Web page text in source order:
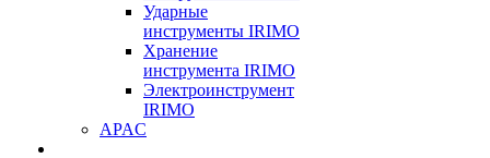
Ударные
инструменты IRIMO
Хранение
инструмента IRIMO
Электроинструмент
IRIMO
APAC